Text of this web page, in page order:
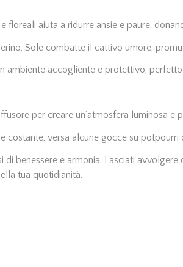
floreali aiuta a ridurre ansie e paure,
Sole combatte il cattivo umore,
ambiente accogliente e protettivo,
per creare un’atmosfera luminosa
costante, versa alcune gocce su
di benessere e armonia. Lasciati
tua quotidianità.